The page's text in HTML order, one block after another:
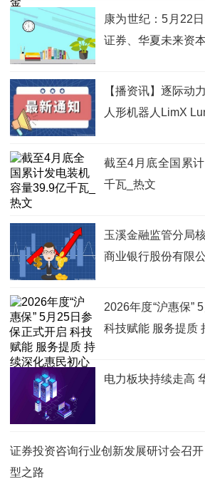
康为世纪：5月22
证券、华夏未来资
【播资讯】逐际动
人形机器人LimX
截至4月底全国累
千瓦_热文
玉溪金融监管分局
商业银行股份有限
2026年度“沪惠保”
科技赋能 服务提质
电力板块持续走高
证券投资咨询行业创新发展研讨会召
型之路